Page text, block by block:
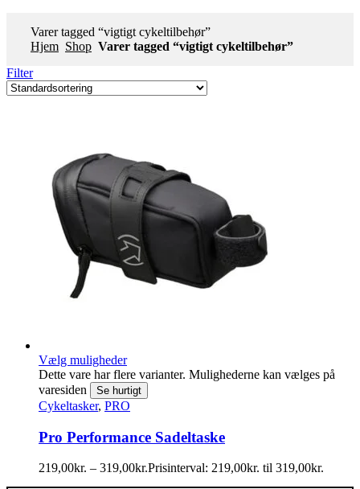
Varer tagged “vigtigt cykeltilbehør”
Hjem Shop Varer tagged “vigtigt cykeltilbehør”
Filter
Vælg muligheder
Dette vare har flere varianter. Mulighederne kan vælges på
varesiden
Se hurtigt
Cykeltasker, PRO
Pro Performance Sadeltaske
219,00kr. – 319,00kr.Prisinterval: 219,00kr. til 319,00kr.